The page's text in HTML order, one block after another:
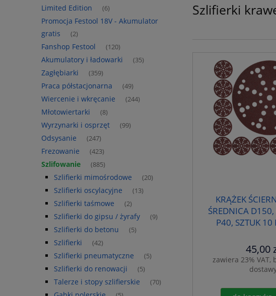
Limited Edition (6)
Promocja Festool 18V - Akumulator
gratis
(2)
Fanshop Festool (120)
Akumulatory i ładowarki (35)
Zagłębiarki (359)
Praca półstacjonarna (49)
Wiercenie i wkręcanie (244)
Młotowiertarki (8)
Wyrzynarki i osprzęt (99)
Odsysanie (247)
Frezowanie (423)
Szlifowanie (885)
Szlifierki mimośrodowe (20)
Szlifierki oscylacyjne (13)
Szlifierki taśmowe (2)
Szlifierki do gipsu / żyrafy (9)
Szlifierki do betonu (5)
Szlifierki (42)
Szlifierki pneumatyczne (5)
Szlifierki do renowacji (5)
Talerze i stopy szlifierskie (70)
Szlifierki
KRĄŻEK
ŚREDNICA D150,
P40, SZTUK 10
45,00
zawiera 23% VAT,